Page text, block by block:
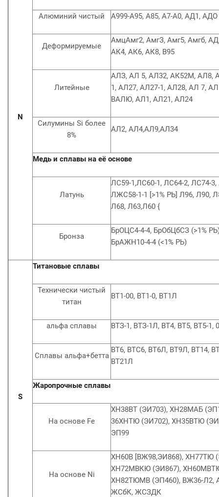
N
Алюминий чистый А999-А95, А85, А7-А0, АД1, АДО
Деформируемые
АмцАмг2, АмгЗ, Амг5, Амгб,
АК4, АК6, АК8, В95
Литейные
АЛЗ, АЛ 5, АЛ32, АК52М, АЛ8,
1, АЛ27, АЛ27-1, АЛ28, АЛ 7,
ВАЛЮ, АЛ1, АЛ21, АЛ24
Силумины Si более
8%
АЛ2, АЛ4,АЛ9,АЛ34
Медь и сплавы на её основе
Латунь
ЛС59-1,ЛС60-1, ЛС64-2, ЛС74-3,
ЛЖС58-1-1 [>1% РЬ] Л96, Л90,
Л68, Л63,Л60 {
Бронза
БрОЦС4-4-4, БрОбЦбСЗ (>1%
БрАЖН10-4-4 (<1% РЬ)
S
Титановые сплавы
Технически чистый
титан
ВТ1-00, ВТ1-0, ВТ1Л
альфа сплавы ВТЗ-1, ВТЗ-1Л, ВТ4, ВТ5, ВТ5-1,
Сплавы альфа+бетта
ВТ6, ВТС6, ВТ6Л, ВТ9Л, ВТ14,
ВТ21Л
Жаропрочные сплавы
На основе Fe
ХН38ВТ (ЭИ703), ХН28МАБ
36ХНТЮ (ЭИ702), ХН35ВТЮ
ЭП99
На основе Ni
ХН60В [ВЖ98,ЭИ868), ХН77ТЮ
ХН72МВКЮ (ЭИ867),
ХН82ТЮМВ (ЭП460), ВЖ36-Л2,
ЖСбК, ЖСЗДК